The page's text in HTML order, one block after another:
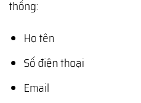
thống:
Họ tên
Số điện thoại
Email